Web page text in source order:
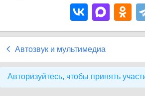
Автозвук и мультимедиа
Авторизуйтесь, чтобы принять